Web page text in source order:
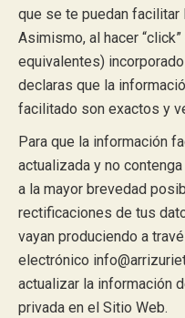
que se te puedan
Asimismo, al hacer “click”
equivalentes)
declaras que la
facilitado son exactos y
Para que la información
actualizada y no
a la mayor brevedad
rectificaciones de tus
vayan produciendo a
electrónico
actualizar la información
privada en el Sitio Web.